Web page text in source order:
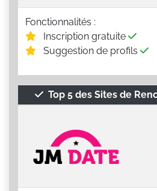
Fonctionnalités :
Inscription gratuite
Suggestion de profils
Top 5 des Sites de